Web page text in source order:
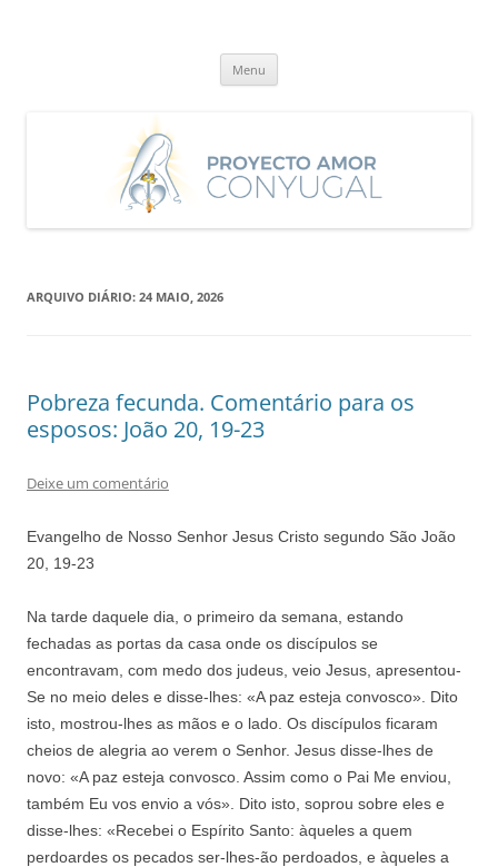
Menu
ARQUIVO DIÁRIO: 24 MAIO, 2026
Pobreza fecunda. Comentário para os
esposos: João 20, 19-23
Deixe um comentário
Evangelho de Nosso Senhor Jesus Cristo segundo São João
20, 19-23
Na tarde daquele dia, o primeiro da semana, estando
fechadas as portas da casa onde os discípulos se
encontravam, com medo dos judeus, veio Jesus, apresentou-
Se no meio deles e disse-lhes: «A paz esteja convosco». Dito
isto, mostrou-lhes as mãos e o lado. Os discípulos ficaram
cheios de alegria ao verem o Senhor. Jesus disse-lhes de
novo: «A paz esteja convosco. Assim como o Pai Me enviou,
também Eu vos envio a vós». Dito isto, soprou sobre eles e
disse-lhes: «Recebei o Espírito Santo: àqueles a quem
perdoardes os pecados ser-lhes-ão perdoados, e àqueles a